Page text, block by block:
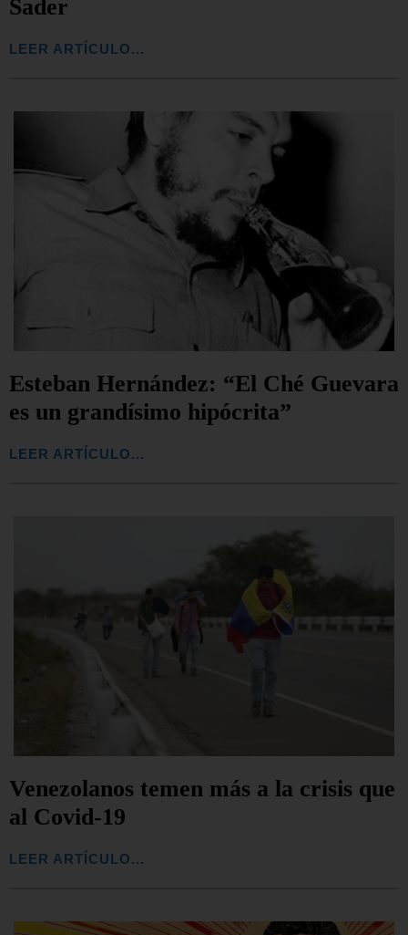
Sader
LEER ARTÍCULO...
Esteban Hernández: “El Ché Guevara
es un grandísimo hipócrita”
LEER ARTÍCULO...
Venezolanos temen más a la crisis que
al Covid-19
LEER ARTÍCULO...